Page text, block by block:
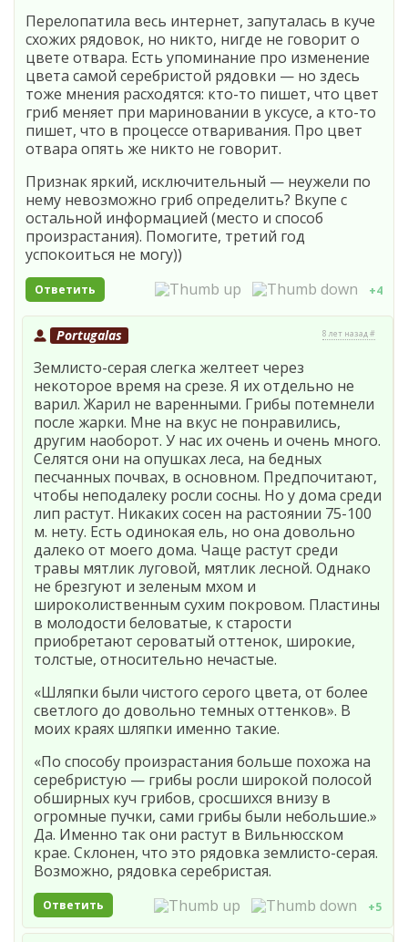
Перелопатила весь интернет, запуталась в куче
схожих рядовок, но никто, нигде не говорит о
цвете отвара. Есть упоминание про изменение
цвета самой серебристой рядовки — но здесь
тоже мнения расходятся: кто-то пишет, что цвет
гриб меняет при мариновании в уксусе, а кто-то
пишет, что в процессе отваривания. Про цвет
отвара опять же никто не говорит.
Признак яркий, исключительный — неужели по
нему невозможно гриб определить? Вкупе с
остальной информацией (место и способ
произрастания). Помогите, третий год
успокоиться не могу))
Ответить +4
Portugalas 8 лет назад #
Землисто-серая слегка желтеет через
некоторое время на срезе. Я их отдельно не
варил. Жарил не варенными. Грибы потемнели
после жарки. Мне на вкус не понравились,
другим наоборот. У нас их очень и очень много.
Селятся они на опушках леса, на бедных
песчанных почвах, в основном. Предпочитают,
чтобы неподалеку росли сосны. Но у дома среди
лип растут. Никаких сосен на растоянии 75-100
м. нету. Есть одинокая ель, но она довольно
далеко от моего дома. Чаще растут среди
травы мятлик луговой, мятлик лесной. Однако
не брезгуют и зеленым мхом и
широколиственным сухим покровом. Пластины
в молодости беловатые, к старости
приобретают сероватый оттенок, широкие,
толстые, относительно нечастые.
«Шляпки были чистого серого цвета, от более
светлого до довольно темных оттенков». В
моих краях шляпки именно такие.
«По способу произрастания больше похожа на
серебристую — грибы росли широкой полосой
обширных куч грибов, сросшихся внизу в
огромные пучки, сами грибы были небольшие.»
Да. Именно так они растут в Вильнюсском
крае. Склонен, что это рядовка землисто-серая.
Возможно, рядовка серебристая.
Ответить +5